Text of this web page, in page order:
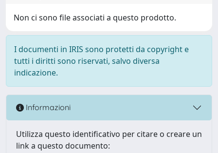
Non ci sono file associati a questo prodotto.
I documenti in IRIS sono protetti da copyright e
tutti i diritti sono riservati, salvo diversa
indicazione.
Informazioni
Utilizza questo identificativo per citare o creare un
link a questo documento: